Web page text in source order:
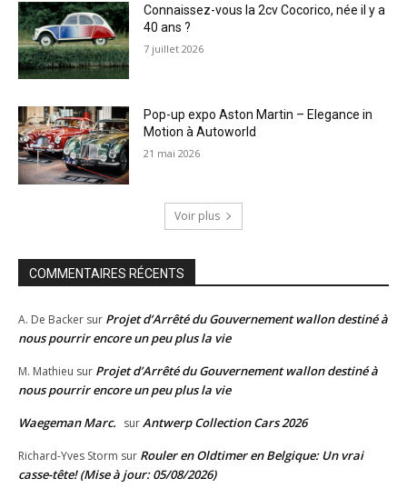
Connaissez-vous la 2cv Cocorico, née il y a
40 ans ?
7 juillet 2026
Pop-up expo Aston Martin – Elegance in
Motion à Autoworld
21 mai 2026
Voir plus
COMMENTAIRES RÉCENTS
A. De Backer sur Projet d’Arrêté du Gouvernement wallon destiné à
nous pourrir encore un peu plus la vie
M. Mathieu sur Projet d’Arrêté du Gouvernement wallon destiné à
nous pourrir encore un peu plus la vie
Waegeman Marc. surAntwerp Collection Cars 2026
Richard-Yves Storm sur Rouler en Oldtimer en Belgique: Un vrai
casse-tête! (Mise à jour: 05/08/2026)